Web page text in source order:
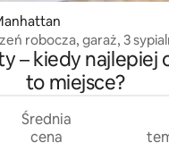
robocza, garaż, 3
– kiedy najlepiej
to miejsce?
Średnia
cena